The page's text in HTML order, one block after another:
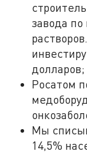
завода
долларов;
Росатом
Мы
14,5%